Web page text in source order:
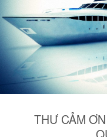
THƯ CẢM